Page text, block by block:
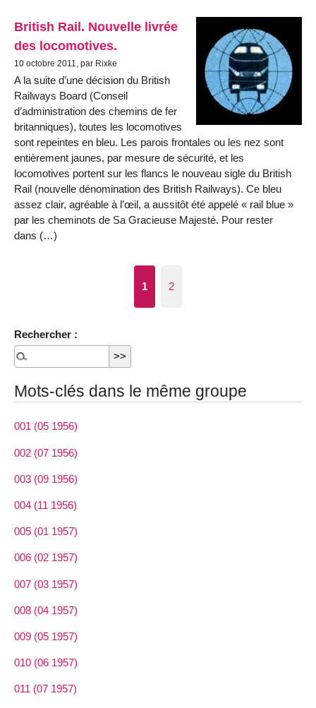
British Rail. Nouvelle livrée
des locomotives.
10 octobre 2011, par Rixke
A la suite d’une décision du British
Railways Board (Conseil
d’administration des chemins de fer
britanniques), toutes les locomotives
sont repeintes en bleu. Les parois frontales ou les nez sont
entièrement jaunes, par mesure de sécurité, et les
locomotives portent sur les flancs le nouveau sigle du British
Rail (nouvelle dénomination des British Railways). Ce bleu
assez clair, agréable à l’œil, a aussitôt été appelé « rail blue »
par les cheminots de Sa Gracieuse Majesté. Pour rester
dans (…)
1 2
Rechercher :
Mots-clés dans le même groupe
001 (05 1956)
002 (07 1956)
003 (09 1956)
004 (11 1956)
005 (01 1957)
006 (02 1957)
007 (03 1957)
008 (04 1957)
009 (05 1957)
010 (06 1957)
011 (07 1957)